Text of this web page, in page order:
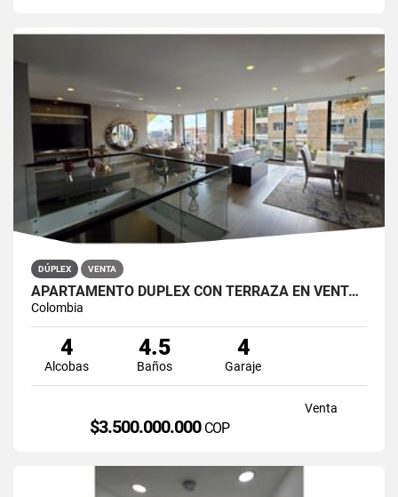
DÚPLEX VENTA
APARTAMENTO DÚPLEX CON TERRAZA EN VENTA BELLA SUIZA USAQUÉN BOGOTÁ
Colombia
4
Alcobas
4.5
Baños
4
Garaje
Venta
$3.500.000.000 COP